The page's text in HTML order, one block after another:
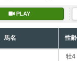
PLAY
馬名 性齢
牡4